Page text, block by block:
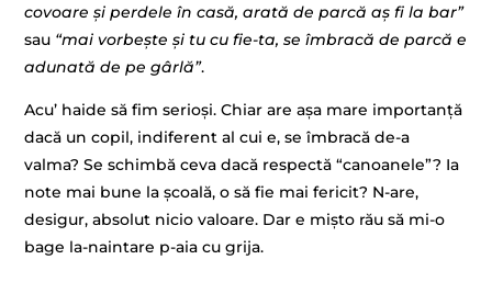
covoare și perdele în casă, arată de parcă aș fi la bar”
sau “mai vorbește și tu cu fie-ta, se îmbracă de parcă e
adunată de pe gârlă”.
Acu’ haide să fim serioși. Chiar are așa mare importanță
dacă un copil, indiferent al cui e, se îmbracă de-a
valma? Se schimbă ceva dacă respectă “canoanele”? Ia
note mai bune la școală, o să fie mai fericit? N-are,
desigur, absolut nicio valoare. Dar e mișto rău să mi-o
bage la-naintare p-aia cu grija.